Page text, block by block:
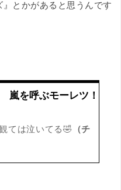
とかがあると思うんです
と「平成」を教えて
ては泣いてる🤣 （チ
嵐を呼ぶモーレツ！